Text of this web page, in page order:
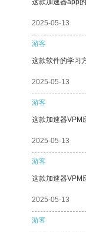
这款加速器app
2025-05-13
游客
这款软件的学习
2025-05-13
游客
这款加速器VPM
2025-05-13
游客
这款加速器VPM
2025-05-13
游客